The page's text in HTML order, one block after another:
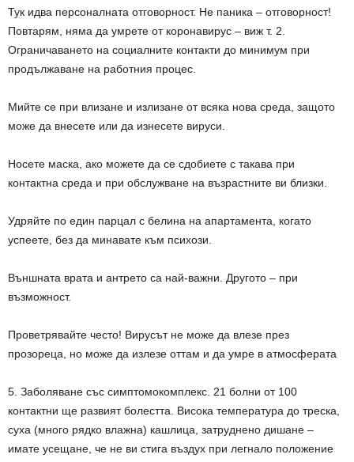
Тук идва персоналната отговорност. Не паника – отговорност!
Повтарям, няма да умрете от коронавирус – виж т. 2.
Ограничаването на социалните контакти до минимум при
продължаване на работния процес.
Мийте се при влизане и излизане от всяка нова среда, защото
може да внесете или да изнесете вируси.
Носете маска, ако можете да се сдобиете с такава при
контактна среда и при обслужване на възрастните ви близки.
Удряйте по един парцал с белина на апартамента, когато
успеете, без да минавате към психози.
Външната врата и антрето са най-важни. Другото – при
възможност.
Проветрявайте често! Вирусът не може да влезе през
прозореца, но може да излезе оттам и да умре в атмосферата
5. Заболяване със симптомокомплекс. 21 болни от 100
контактни ще развият болестта. Висока температура до треска,
суха (много рядко влажна) кашлица, затруднено дишане –
имате усещане, че не ви стига въздух при легнало положение